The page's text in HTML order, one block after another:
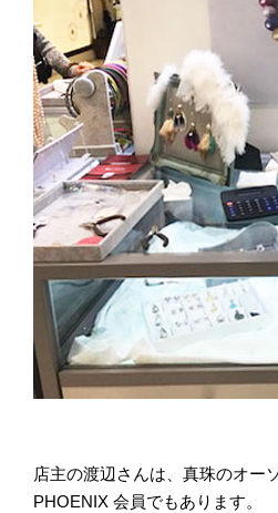
店主の渡辺さんは、真珠のオー
PHOENIX 会員でもあります。